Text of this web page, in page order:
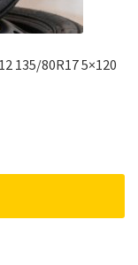
135/80R17 5×120